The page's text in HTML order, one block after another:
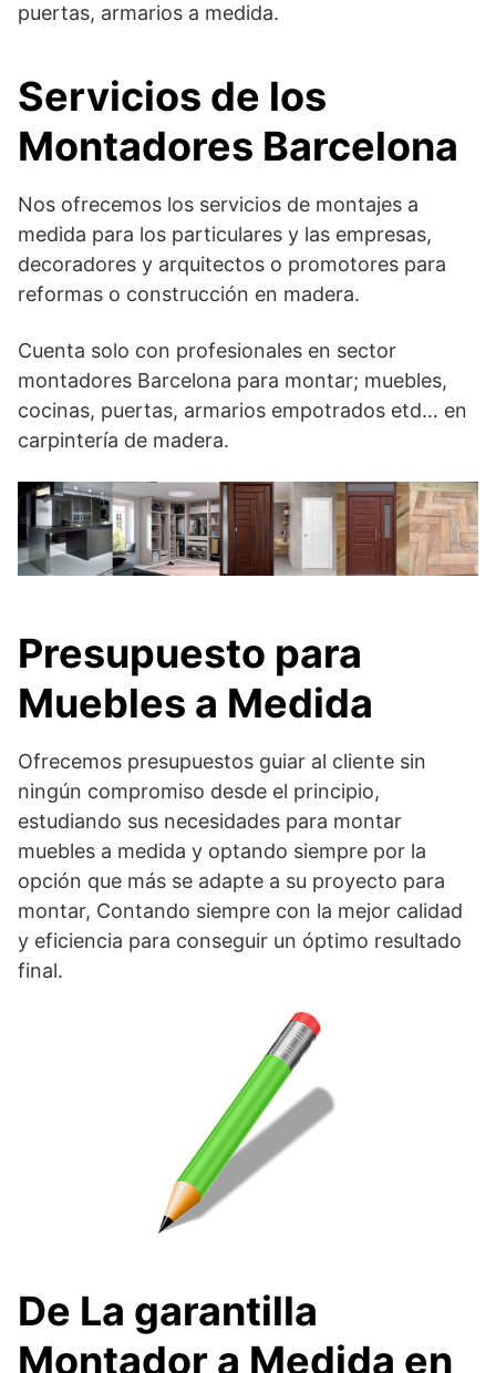
puertas, armarios a medida.
Servicios de los
Montadores Barcelona
Nos ofrecemos los servicios de montajes a
medida para los particulares y las empresas,
decoradores y arquitectos o promotores para
reformas o construcción en madera.
Cuenta solo con profesionales en sector
montadores Barcelona para montar; muebles,
cocinas, puertas, armarios empotrados etd… en
carpintería de madera.
Presupuesto para
Muebles a Medida
Ofrecemos presupuestos guiar al cliente sin
ningún compromiso desde el principio,
estudiando sus necesidades para montar
muebles a medida y optando siempre por la
opción que más se adapte a su proyecto para
montar, Contando siempre con la mejor calidad
y eficiencia para conseguir un óptimo resultado
final.
De La garantilla
Montador a Medida en